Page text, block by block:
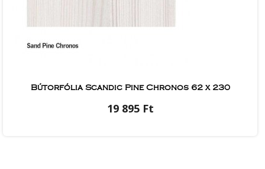
Bútorfólia Scandic Pine Chronos 62 x 230
19 895 Ft